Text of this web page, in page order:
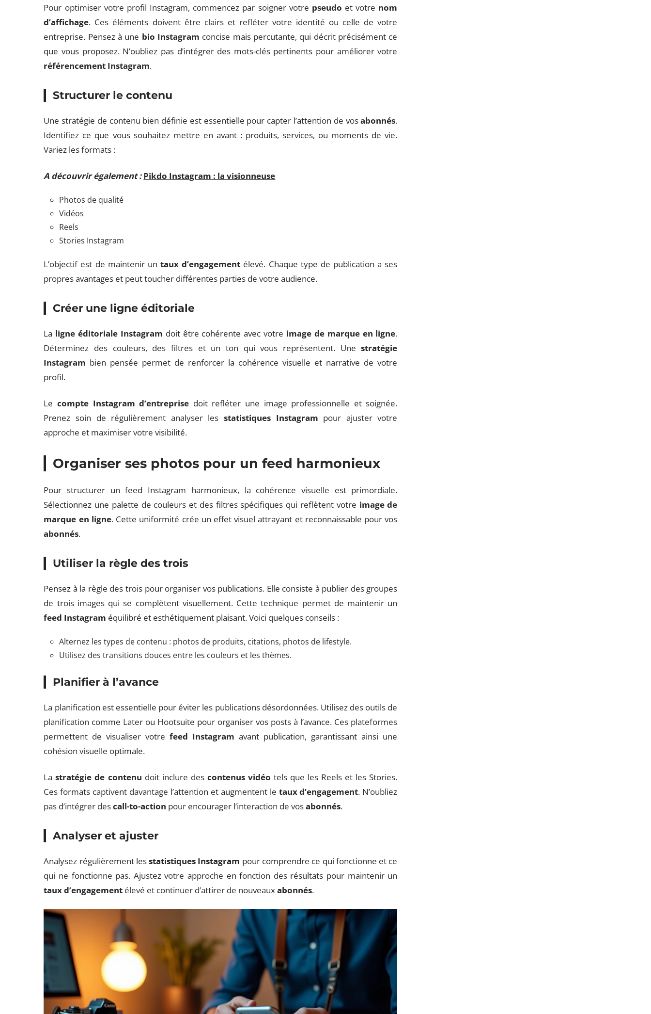
Pour optimiser votre profil Instagram, commencez par soigner votre pseudo et votre nom
d’affichage. Ces éléments doivent être clairs et refléter votre identité ou celle de votre
entreprise. Pensez à une bio Instagram concise mais percutante, qui décrit précisément ce
que vous proposez. N’oubliez pas d’intégrer des mots-clés pertinents pour améliorer votre
référencement Instagram.
Structurer le contenu
Une stratégie de contenu bien définie est essentielle pour capter l’attention de vosabonnés.
Identifiez ce que vous souhaitez mettre en avant : produits, services, ou moments de vie.
Variez les formats :
A découvrir également : Pikdo Instagram : la visionneuse
Photos de qualité
Vidéos
Reels
Stories Instagram
L’objectif est de maintenir untaux d’engagement élevé. Chaque type de publication a ses
propres avantages et peut toucher différentes parties de votre audience.
Créer une ligne éditoriale
La ligne éditoriale Instagram doit être cohérente avec votre image de marque en ligne.
Déterminez des couleurs, des filtres et un ton qui vous représentent. Unestratégie
Instagram bien pensée permet de renforcer la cohérence visuelle et narrative de votre
profil.
Le compte Instagram d’entreprise doit refléter une image professionnelle et soignée.
Prenez soin de régulièrement analyser les statistiques Instagram pour ajuster votre
approche et maximiser votre visibilité.
Organiser ses photos pour un feed harmonieux
Pour structurer un feed Instagram harmonieux, la cohérence visuelle est primordiale.
Sélectionnez une palette de couleurs et des filtres spécifiques qui reflètent votre image de
marque en ligne. Cette uniformité crée un effet visuel attrayant et reconnaissable pour vos
abonnés.
Utiliser la règle des trois
Pensez à la règle des trois pour organiser vos publications. Elle consiste à publier des groupes
de trois images qui se complètent visuellement. Cette technique permet de maintenir un
feed Instagram équilibré et esthétiquement plaisant. Voici quelques conseils :
Alternez les types de contenu : photos de produits, citations, photos de lifestyle.
Utilisez des transitions douces entre les couleurs et les thèmes.
Planifier à l’avance
La planification est essentielle pour éviter les publications désordonnées. Utilisez des outils de
planification comme Later ou Hootsuite pour organiser vos posts à l’avance. Ces plateformes
permettent de visualiser votrefeed Instagram avant publication, garantissant ainsi une
cohésion visuelle optimale.
Lastratégie de contenu doit inclure des contenus vidéo tels que les Reels et les Stories.
Ces formats captivent davantage l’attention et augmentent le taux d’engagement. N’oubliez
pas d’intégrer descall-to-action pour encourager l’interaction de vosabonnés.
Analyser et ajuster
Analysez régulièrement lesstatistiques Instagram pour comprendre ce qui fonctionne et ce
qui ne fonctionne pas. Ajustez votre approche en fonction des résultats pour maintenir un
taux d’engagement élevé et continuer d’attirer de nouveauxabonnés.